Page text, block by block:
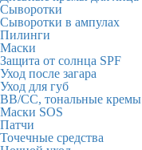
Сыворотки
Сыворотки в ампулах
Пилинги
Маски
Защита от солнца SPF
Уход после загара
Уход для губ
BB/CC, тональные кремы
Маски SOS
Патчи
Точечные средства